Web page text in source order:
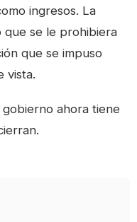
ingresos. La
que se le prohibiera
que se impuso
vista.
gobierno ahora tiene